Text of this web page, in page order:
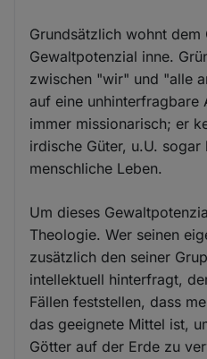
Grundsätzlich wohnt dem
Gewaltpotenzial inne.
zwischen "wir" und "alle
auf eine unhinterfragbare
immer missionarisch; er
irdische Güter, u.U.
menschliche Leben.
Um dieses
Theologie. Wer seinen
zusätzlich den seiner
intellektuell hinterfragt,
Fällen feststellen, dass
das geeignete Mittel ist,
Götter auf der Erde zu